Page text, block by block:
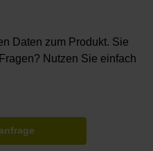
Daten zum Produkt. Sie
Nutzen Sie einfach